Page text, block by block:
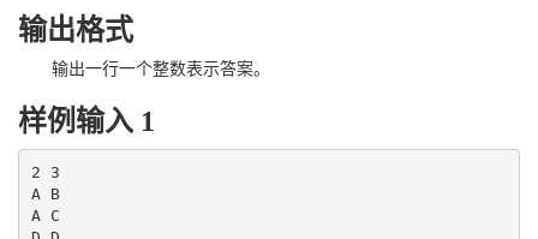
输出格式
输出一行一个整数表示答案。
样例输入 1
2 3
A B
A C